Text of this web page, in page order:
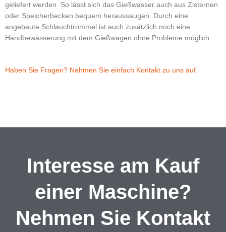
geliefert werden. So lässt sich das Gießwasser auch aus Zisternen
oder Speicherbecken bequem heraussaugen. Durch eine
angebaute Schlauchtrommel ist auch zusätzlich noch eine
Handbewässerung mit dem Gießwagen ohne Probleme möglich.
Haben Sie Fragen? Nehmen Sie einfach Kontakt zu uns auf.
Interesse am Kauf
einer Maschine?
Nehmen Sie Kontakt